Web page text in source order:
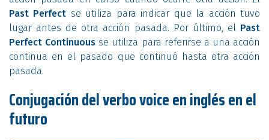
Past Perfect se utiliza para indicar que la acción tuvo
lugar antes de otra acción pasada. Por último, el Past
Perfect Continuous se utiliza para referirse a una acción
continua en el pasado que continuó hasta otra acción
pasada.
Conjugación del verbo voice en inglés en el
futuro